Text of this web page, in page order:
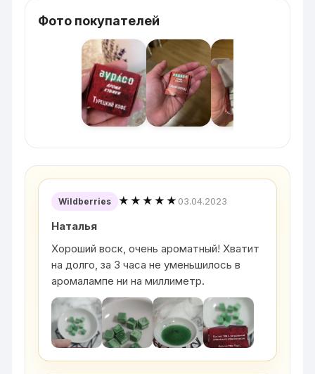
Фото покупателей
Wildberries ★★★★★ 03.04.2023
Наталья
Хороший воск, очень ароматный! Хватит
на долго, за 3 часа не уменьшилось в
аромалампе ни на миллиметр.